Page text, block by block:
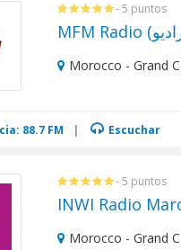
- 5 puntos
Morocco - Grand
88.7 FM | Escuchar
- 5 puntos
Morocco - Grand